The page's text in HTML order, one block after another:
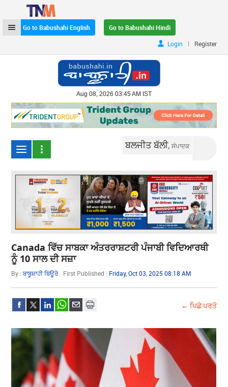
Go to Babushahi English
Go to Babushahi Hindi
Login
| Register
Aug 08, 2026 03:45 AM IST
ਬਲਜੀਤ ਬੱਲੀ,ਸੰਪਾਦਕ
Canada ਵਿੱਚ ਸਾਬਕਾ ਅੰਤਰਰਾਸ਼ਟਰੀ ਪੰਜਾਬੀ ਵਿਦਿਆਰਥੀ
ਨੂੰ 10 ਸਾਲ ਦੀ ਸਜ਼ਾ
By :ਬਾਬੂਸ਼ਾਹੀ ਬਿਊਰੋ First Published : Friday, Oct 03, 2025 08:18 AM
← ਪਿਛੇ ਪਰਤੋ